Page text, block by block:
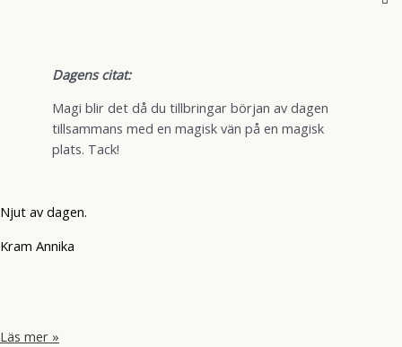
Dagens citat:
Magi blir det då du tillbringar början av dagen
tillsammans med en magisk vän på en magisk
plats. Tack!
Njut av dagen.
Kram Annika
Grön
Läs mer »